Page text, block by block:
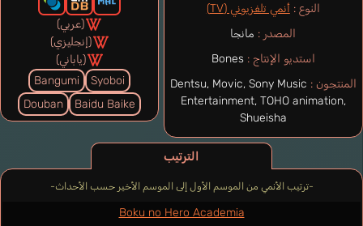
النوع :أنمي تلفزيوني (TV)
المصدر : مانجا
استديو الإنتاج : Bones
المنتجون : Dentsu, Movic, Sony Music
Entertainment, TOHO animation,
Shueisha
الترتيب
-ترتيب الأنمي من الموسم الأول إلى الموسم الأخير حسب الأحداث-
Boku no Hero Academia
(عربي)
(إنجليزي)
(ياباني)
Syoboi
Bangumi
Baidu Baike
Douban